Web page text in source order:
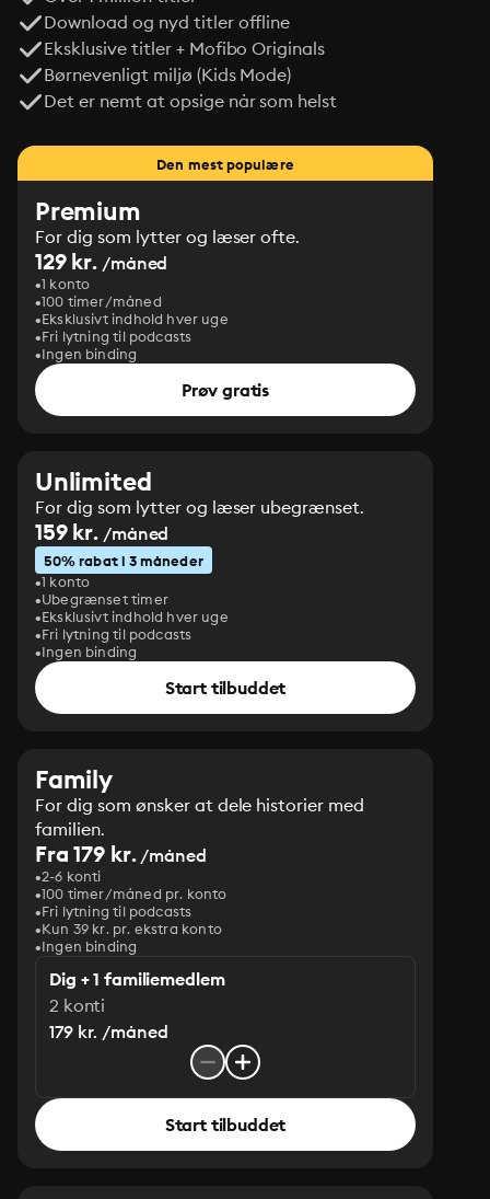
Download og nyd titler offline
Eksklusive titler + Mofibo Originals
Børnevenligt miljø (Kids Mode)
Det er nemt at opsige når som helst
Den mest populære
Premium
For dig som lytter og læser ofte.
129 kr. /måned
1 konto
100 timer/måned
Eksklusivt indhold hver uge
Fri lytning til podcasts
Ingen binding
Prøv gratis
Unlimited
For dig som lytter og læser ubegrænset.
159 kr. /måned
50% rabat i 3 måneder
1 konto
Ubegrænset timer
Eksklusivt indhold hver uge
Fri lytning til podcasts
Ingen binding
Start tilbuddet
Family
For dig som ønsker at dele historier med
familien.
Fra 179 kr./måned
2-6 konti
100 timer/måned pr. konto
Fri lytning til podcasts
Kun 39 kr. pr. ekstra konto
Ingen binding
Dig + 1 familiemedlem
2 konti
179 kr. /måned
Start tilbuddet